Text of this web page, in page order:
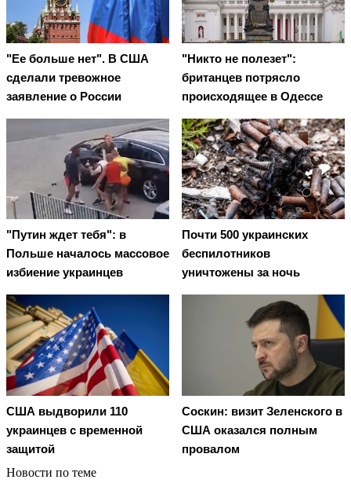
"Ее больше нет". В США
сделали тревожное
заявление о России
"Никто не полезет":
британцев потрясло
происходящее в Одессе
"Путин ждет тебя": в
Польше началось массовое
избиение украинцев
Почти 500 украинских
беспилотников
уничтожены за ночь
США выдворили 110
украинцев с временной
защитой
Соскин: визит Зеленского в
США оказался полным
провалом
Новости по теме